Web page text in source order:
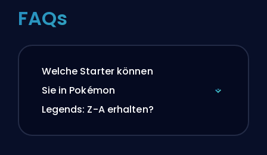
FAQs
Welche Starter können
Sie in Pokémon
Legends: Z-A erhalten?